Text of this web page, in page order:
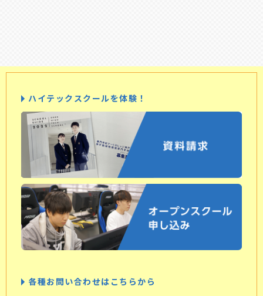
ハイテックスクールを体験！
各種お問い合わせはこちらから